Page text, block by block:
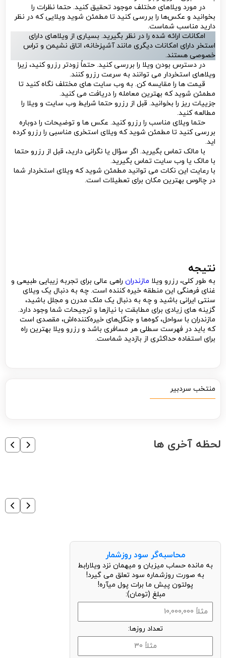
هتل یا مهمانسرا است، به خصوص اگر با گروهی از افراد سفر می
کنید. ویلاها معمولاً به ازای هر نفر قیمت گذاری می شوند، به این
معنی که هزینه هر نفر می تواند به طور قابل توجهی کمتر از سایر
انواع اقامت باشد.
ترفندهای اجاره ویلامازندران
رزرو ویلا با استخر در چالوس از یک وب سایت آنلاین می تواند یک
راه عالی برای برنامه ریزی تعطیلات باشد. در اینجا چند نکته برای کمک
به شما برای شروع وجود دارد:
در مورد ویلاهای مختلف موجود تحقیق کنید. حتما نظرات را
بخوانید و عکس‌ها را بررسی کنید تا مطمئن شوید ویلایی که در نظر
دارید مناسب شماست.
امکانات ارائه شده را در نظر بگیرید. بسیاری از ویلاهای دارای
استخر دارای امکانات دیگری مانند آشپزخانه، اتاق نشیمن و تراس
خصوصی هستند.
در دسترس بودن ویلا را بررسی کنید. حتماً زودتر رزرو کنید، زیرا
ویلاهای استخردار می توانند به سرعت رزرو کنند.
قیمت ها را مقایسه کن. به وب سایت های مختلف نگاه کنید تا
مطمئن شوید که بهترین معامله را دریافت می کنید.
جزییات ریز را بخوانید. قبل از رزرو حتما شرایط وب سایت و ویلا را
غنای فرهنگی این منطقه خیره کننده است. چه به دنبال یک ویلای
سنتی ایرانی باشید و چه به دنبال یک ملک مدرن و مجلل باشید،
لحظه آخری ها
محاسبه‌گر سود روزشمار